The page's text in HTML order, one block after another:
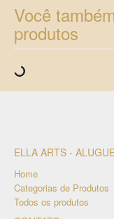
Você
produtos
ELLA ARTS -
Home
Categorias de Produtos
Todos os produtos